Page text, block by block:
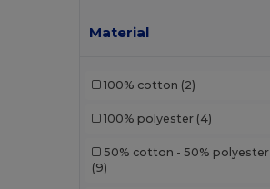
Material
100% cotton (2)
100% polyester (4)
50% cotton - 50% polyester
(9)